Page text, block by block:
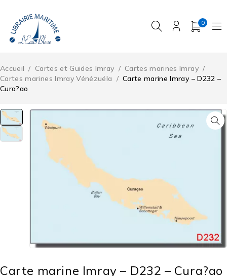
0
Accueil / Cartes et Guides Imray / Cartes marines Imray /
Cartes marines Imray Vénézuéla / Carte marine Imray – D232 –
Cura?ao
Carte marine Imray – D232 – Cura?ao